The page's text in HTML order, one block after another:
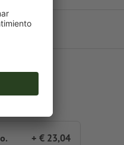
+ € 23,04